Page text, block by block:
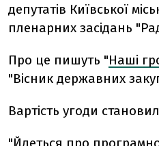
депутатів Київської
пленарних засідань
Про це пишуть "Наші
"Вісник державних
Вартість угоди